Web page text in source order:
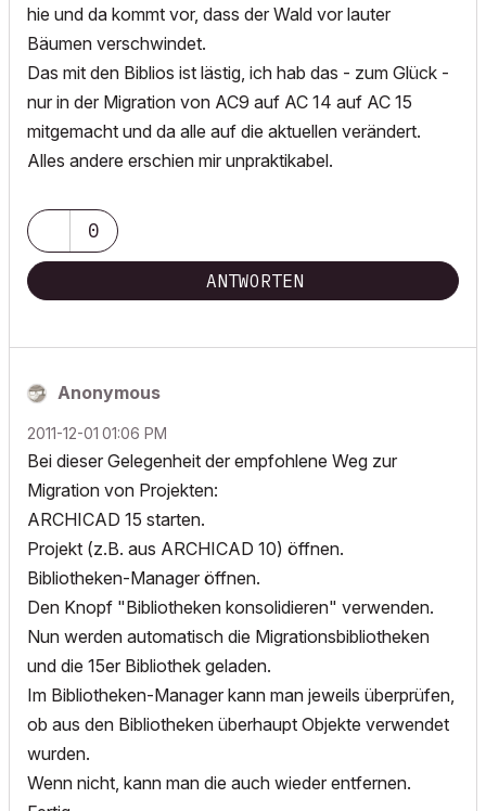
hie und da kommt vor, dass der Wald vor lauter
Bäumen verschwindet.
Das mit den Biblios ist lästig, ich hab das - zum Glück -
nur in der Migration von AC9 auf AC 14 auf AC 15
mitgemacht und da alle auf die aktuellen verändert.
Alles andere erschien mir unpraktikabel.
0
ANTWORTEN
Anonymous
‎2011-12-01 01:06 PM
Bei dieser Gelegenheit der empfohlene Weg zur
Migration von Projekten:
ARCHICAD 15 starten.
Projekt (z.B. aus ARCHICAD 10) öffnen.
Bibliotheken-Manager öffnen.
Den Knopf "Bibliotheken konsolidieren" verwenden.
Nun werden automatisch die Migrationsbibliotheken
und die 15er Bibliothek geladen.
Im Bibliotheken-Manager kann man jeweils überprüfen,
ob aus den Bibliotheken überhaupt Objekte verwendet
wurden.
Wenn nicht, kann man die auch wieder entfernen.